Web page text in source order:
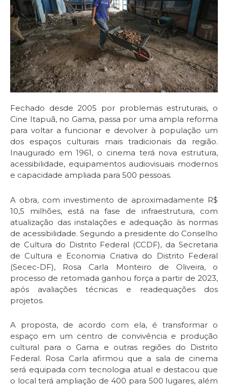
Fechado desde 2005 por problemas estruturais, o
Cine Itapuã, no Gama, passa por uma ampla reforma
para voltar a funcionar e devolver à população um
dos espaços culturais mais tradicionais da região.
Inaugurado em 1961, o cinema terá nova estrutura,
acessibilidade, equipamentos audiovisuais modernos
e capacidade ampliada para 500 pessoas.
A obra, com investimento de aproximadamente R$
10,5 milhões, está na fase de infraestrutura, com
atualização das instalações e adequação às normas
de acessibilidade. Segundo a presidente do Conselho
de Cultura do Distrito Federal (CCDF), da Secretaria
de Cultura e Economia Criativa do Distrito Federal
(Secec-DF), Rosa Carla Monteiro de Oliveira, o
processo de retomada ganhou força a partir de 2023,
após avaliações técnicas e readequações dos
projetos.
A proposta, de acordo com ela, é transformar o
espaço em um centro de convivência e produção
cultural para o Gama e outras regiões do Distrito
Federal. Rosa Carla afirmou que a sala de cinema
será equipada com tecnologia atual e destacou que
o local terá ampliação de 400 para 500 lugares, além